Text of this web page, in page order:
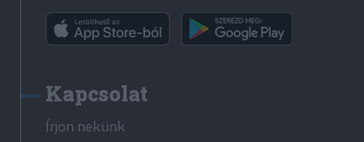
Kapcsolat
Írjon nekünk